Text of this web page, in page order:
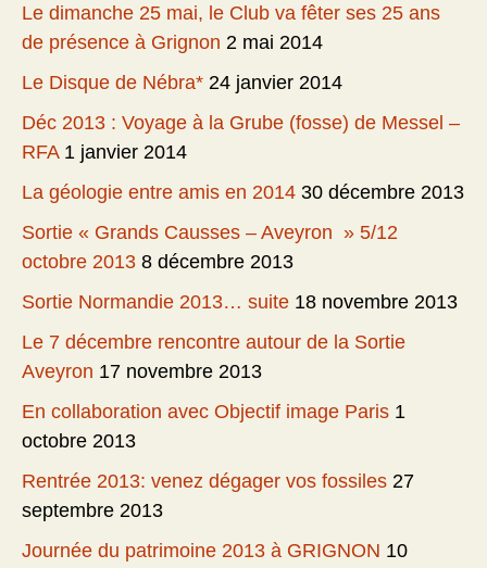
Le dimanche 25 mai, le Club va fêter ses 25 ans
de présence à Grignon 2 mai 2014
Le Disque de Nébra* 24 janvier 2014
Déc 2013 : Voyage à la Grube (fosse) de Messel –
RFA 1 janvier 2014
La géologie entre amis en 2014 30 décembre 2013
Sortie « Grands Causses – Aveyron » 5/12
octobre 2013 8 décembre 2013
Sortie Normandie 2013… suite 18 novembre 2013
Le 7 décembre rencontre autour de la Sortie
Aveyron 17 novembre 2013
En collaboration avec Objectif image Paris 1
octobre 2013
Rentrée 2013: venez dégager vos fossiles 27
septembre 2013
Journée du patrimoine 2013 à GRIGNON 10